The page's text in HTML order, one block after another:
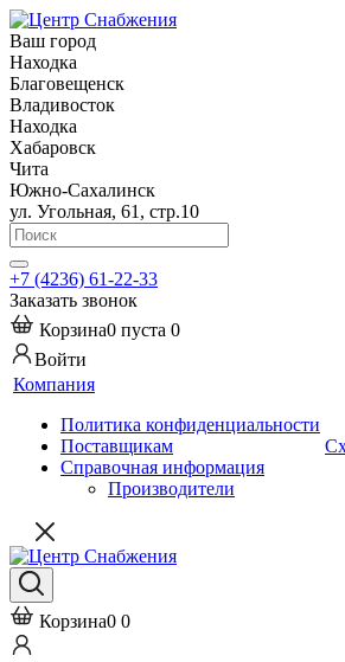
Ваш город
Находка
Благовещенск
Владивосток
Находка
Хабаровск
Чита
Южно-Сахалинск
ул. Угольная, 61, стр.10
+7 (4236) 61-22-33
Заказать звонок
Корзина0 пуста 0
Войти
Компания
Политика конфиденциальности
Поставщикам
Справочная информация
Производители
Корзина0 0